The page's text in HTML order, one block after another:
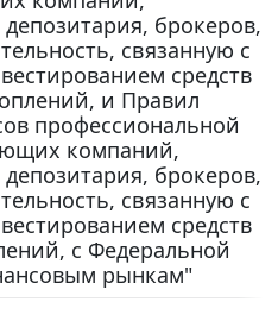
брокеров,
связанную с
средств
и Правил
профессиональной
компаний,
брокеров,
связанную с
средств
с Федеральной
рынкам"